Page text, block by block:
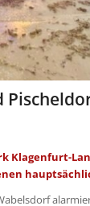
Klagenfurt-